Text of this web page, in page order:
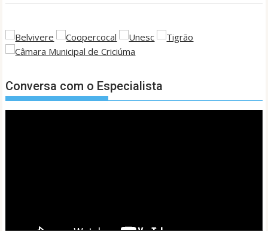
Conversa com o Especialista